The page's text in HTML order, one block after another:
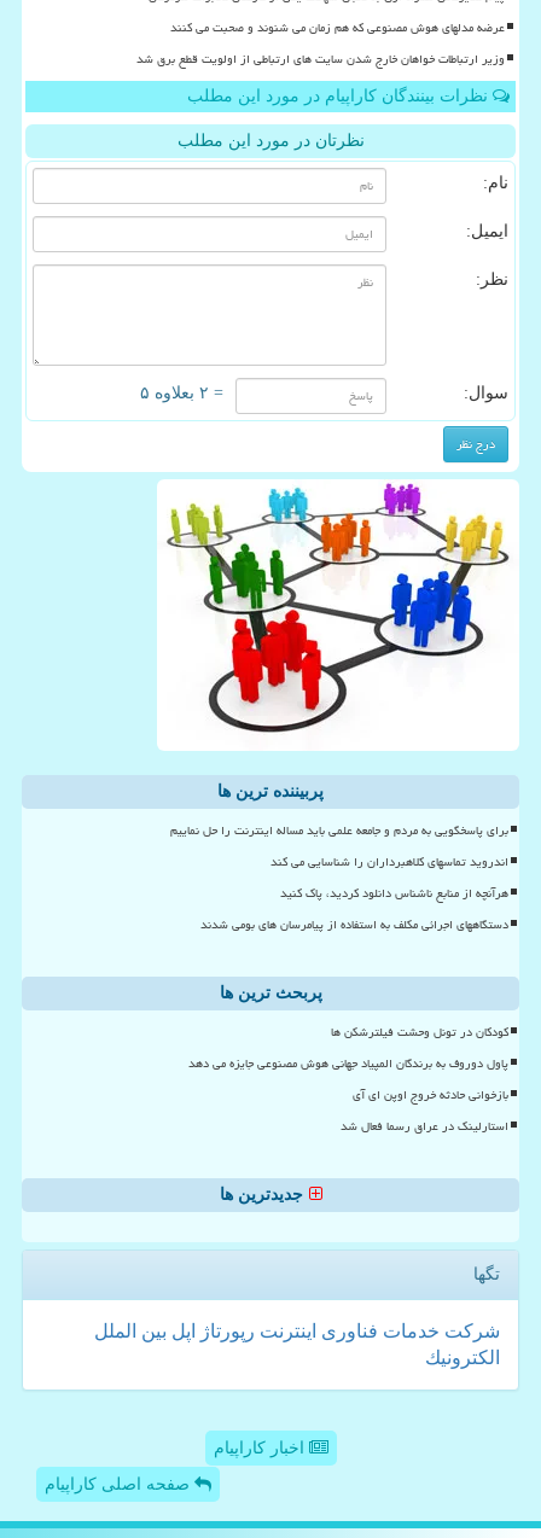
عرضه مدلهای هوش مصنوعی که هم زمان می شنوند و صحبت می کنند
وزیر ارتباطات خواهان خارج شدن سایت های ارتباطی از اولویت قطع برق شد
نظرات بینندگان کاراپیام در مورد این مطلب
نظرتان در مورد این مطلب
نام:
ایمیل:
نظر:
سوال: = ۲ بعلاوه ۵
پربیننده ترین ها
برای پاسخگویی به مردم و جامعه علمی باید مساله اینترنت را حل نماییم
اندروید تماسهای کلاهبرداران را شناسایی می کند
هرآنچه از منابع ناشناس دانلود کردید، پاک کنید
دستگاههای اجرائی مکلف به استفاده از پیامرسان های بومی شدند
پربحث ترین ها
کودکان در تونل وحشت فیلترشکن ها
پاول دوروف به برندگان المپیاد جهانی هوش مصنوعی جایزه می دهد
بازخوانی حادثه خروج اوپن ای آی
استارلینک در عراق رسما فعال شد
جدیدترین ها
تگها
شركت خدمات فناوری اینترنت رپورتاژ اپل بین الملل
الكترونیك
اخبار کاراپیام
صفحه اصلی کاراپیام